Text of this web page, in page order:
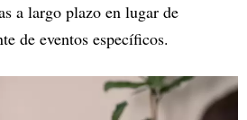
a largo plazo en lugar de
de eventos específicos.